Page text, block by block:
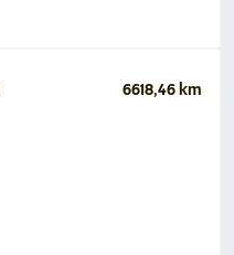
6618,46 km